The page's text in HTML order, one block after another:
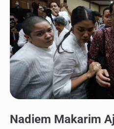
Nadiem Makarim